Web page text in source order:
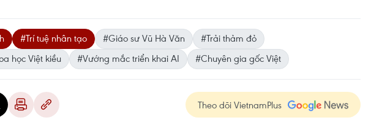
#Trí tuệ nhân tạo #Giáo sư Vũ Hà Văn
#Trải thảm đỏ
học Việt kiều
#Vướng mắc triển khai AI #Chuyên gia gốc Việt
Theo dõi VietnamPlus